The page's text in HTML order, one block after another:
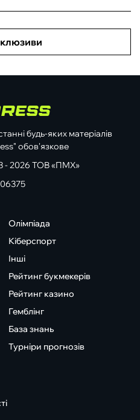
будь-яких матеріалів
обов'язкове
- 2026 ТОВ «ПМХ»
Олімпіада
Кіберспорт
Інші
Рейтинг букмекерів
Рейтинг казино
Гемблінг
База знань
Турніри прогнозів